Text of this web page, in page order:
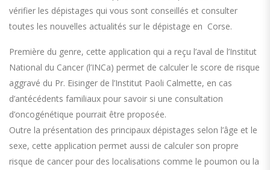
vérifier les dépistages qui vous sont conseillés et consulter
toutes les nouvelles actualités sur le dépistage en Corse.
Première du genre, cette application qui a reçu l’aval de l’Institut
National du Cancer (l’INCa) permet de calculer le score de risque
aggravé du Pr. Eisinger de l’Institut Paoli Calmette, en cas
d’antécédents familiaux pour savoir si une consultation
d’oncogénétique pourrait être proposée.
Outre la présentation des principaux dépistages selon l’âge et le
sexe, cette application permet aussi de calculer son propre
risque de cancer pour des localisations comme le poumon ou la